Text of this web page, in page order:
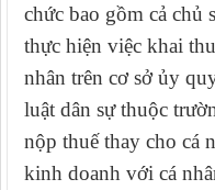
chức bao gồm cả
thực hiện việc khai
nhân trên cơ sở ủy
luật dân sự thuộc
nộp thuế thay cho cá
kinh doanh với cá